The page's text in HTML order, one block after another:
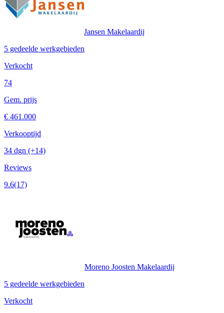
Jansen Makelaardij
5 gedeelde werkgebieden
Verkocht
74
Gem. prijs
€ 461.000
Verkooptijd
34 dgn (+14)
Reviews
9.6(17)
Moreno Joosten Makelaardij
5 gedeelde werkgebieden
Verkocht